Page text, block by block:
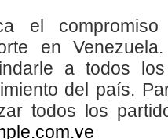
el
en
a todos
del país.
todos los